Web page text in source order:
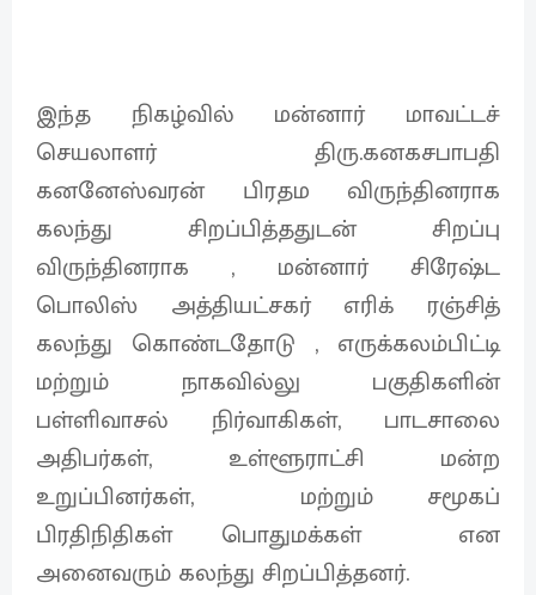
இந்த நிகழ்வில் மன்னார் மாவட்டச்
செயலாளர் திரு.கனகசபாபதி
கனனேஸ்வரன் பிரதம விருந்தினராக
கலந்து சிறப்பித்ததுடன் சிறப்பு
விருந்தினராக , மன்னார் சிரேஷ்ட
பொலிஸ் அத்தியட்சகர் எரிக் ரஞ்சித்
கலந்து கொண்டதோடு , எருக்கலம்பிட்டி
மற்றும் நாகவில்லு பகுதிகளின்
பள்ளிவாசல் நிர்வாகிகள், பாடசாலை
அதிபர்கள், உள்ளூராட்சி மன்ற
உறுப்பினர்கள், மற்றும் சமூகப்
பிரதிநிதிகள் பொதுமக்கள் என
அனைவரும் கலந்து சிறப்பித்தனர்.